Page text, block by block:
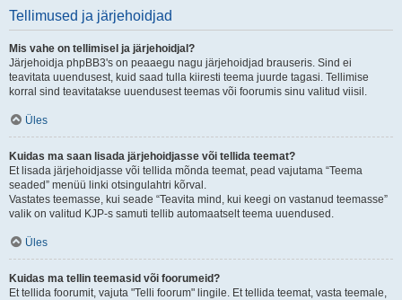
Tellimused ja järjehoidjad
Mis vahe on tellimisel ja järjehoidjal?
Järjehoidja phpBB3's on peaaegu nagu järjehoidjad brauseris. Sind ei
teavitata uuendusest, kuid saad tulla kiiresti teema juurde tagasi. Tellimise
korral sind teavitatakse uuendusest teemas või foorumis sinu valitud viisil.
Üles
Kuidas ma saan lisada järjehoidjasse või tellida teemat?
Et lisada järjehoidjasse või tellida mõnda teemat, pead vajutama “Teema
seaded” menüü linki otsingulahtri kõrval.
Vastates teemasse, kui seade “Teavita mind, kui keegi on vastanud teemasse”
valik on valitud KJP-s samuti tellib automaatselt teema uuendused.
Üles
Kuidas ma tellin teemasid või foorumeid?
Et tellida foorumit, vajuta "Telli foorum" lingile. Et tellida teemat, vasta teemale,